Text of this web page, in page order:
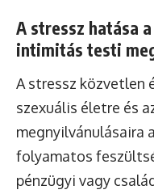
A stressz hatása
intimitás testi
A stressz közvetlen
szexuális életre és
megnyilvánulásaira
folyamatos
pénzügyi vagy